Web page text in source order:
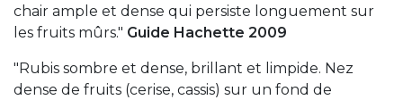
chair ample et dense qui persiste longuement sur
les fruits mûrs." Guide Hachette 2009
"Rubis sombre et dense, brillant et limpide. Nez
dense de fruits (cerise, cassis) sur un fond de